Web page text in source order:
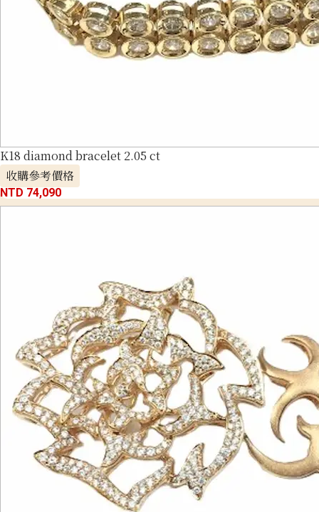
K18 diamond bracelet 2.05 ct
收購參考價格
NTD 74,090